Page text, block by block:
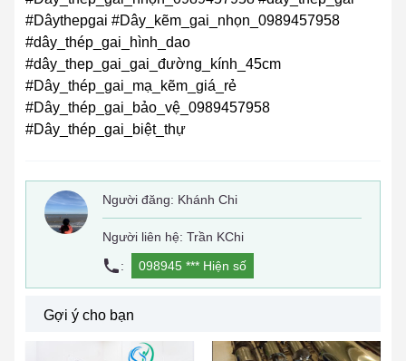
#Dâythepgai #Dây_kẽm_gai_nhọn_0989457958
#dây_thép_gai_hình_dao
#dây_thep_gai_gai_đường_kính_45cm
#Dây_thép_gai_mạ_kẽm_giá_rẻ
#Dây_thép_gai_bảo_vệ_0989457958
#Dây_thép_gai_biệt_thự
Người đăng: Khánh Chi
Người liên hệ: Trần KChi
:
098945 *** Hiện số
Gợi ý cho bạn